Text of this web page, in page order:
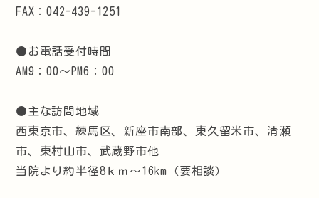
FAX：042-439-1251
●お電話受付時間
AM9：00～PM6：00
●主な訪問地域
西東京市、練馬区、新座市南部、東久留米市、清瀬
市、東村山市、武蔵野市他
当院より約半径8ｋｍ～16km（要相談）